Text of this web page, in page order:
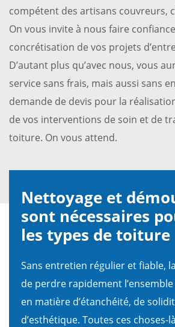
compétent des artisans couvreurs,
On vous invite à nous faire
concrétisation de vos projets
D’autant plus qu’avec nous, vous
service sans frais, mais aussi sans
demande de devis pour la
de vos interventions de soin et de
toiture. On vous attend.
Nettoyage et
sont nécessaires
les types de toiture
Sans entretien régulier et fiable,
de perdre rapidement
en matière d’étanchéité, de
d’esthétique. Toutes ces